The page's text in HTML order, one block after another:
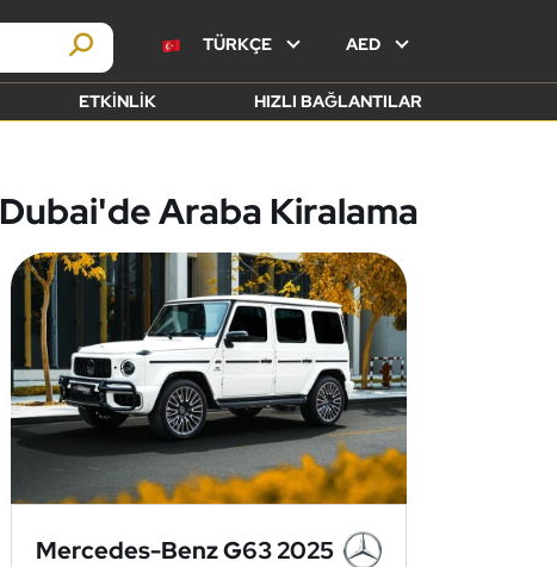
TÜRKÇE AED
ETKINLIK HIZLI BAĞLANTILAR
Dubai'de Araba Kiralama
Mercedes-Benz G63 2025